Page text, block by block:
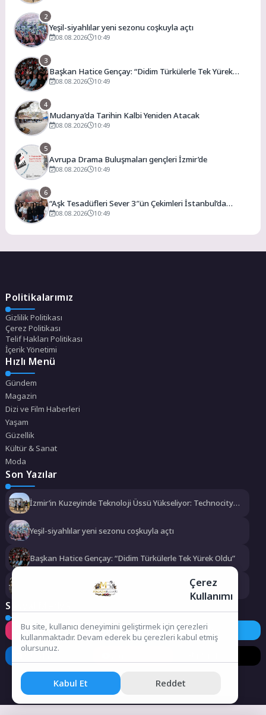
2
Yeşil-siyahlılar yeni sezonu coşkuyla açtı
08.08.2026 10:49
3
Başkan Hatice Gençay: “Didim Türkülerle Tek Yürek
Oldu”
08.08.2026 10:49
4
Mudanya’da Tarihin Kalbi Yeniden Atacak
08.08.2026 10:49
5
Avrupa Drama Buluşmaları gençleri İzmir’de
08.08.2026 10:49
6
“Aşk Tesadüfleri Sever 3″ün Çekimleri İstanbul’da
Tamamlandı!
08.08.2026 10:49
Politikalarımız
Gizlilik Politikası
Çerez Politikası
Telif Hakları Politikası
İçerik Yönetimi
Hızlı Menü
Gündem
Magazin
Dizi ve Film Haberleri
Yaşam
Güzellik
Kültür & Sanat
Moda
Son Yazılar
İzmir’in Kuzeyinde Teknoloji Üssü Yükseliyor: Technocity
Yeşil-siyahlılar yeni sezonu coşkuyla açtı
Başkan Hatice Gençay: “Didim Türkülerle Tek Yürek Oldu”
Mudanya’da Tarihin Kalbi Yeniden Atacak
Sosyal Medya
Instagram Facebook Twitter
Çerez
Kullanımı
Bu site, kullanıcı deneyimini geliştirmek için çerezleri
kullanmaktadır. Devam ederek bu çerezleri kabul etmiş
olursunuz.
Kabul Et Reddet